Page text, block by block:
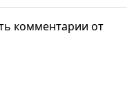
комментарии от